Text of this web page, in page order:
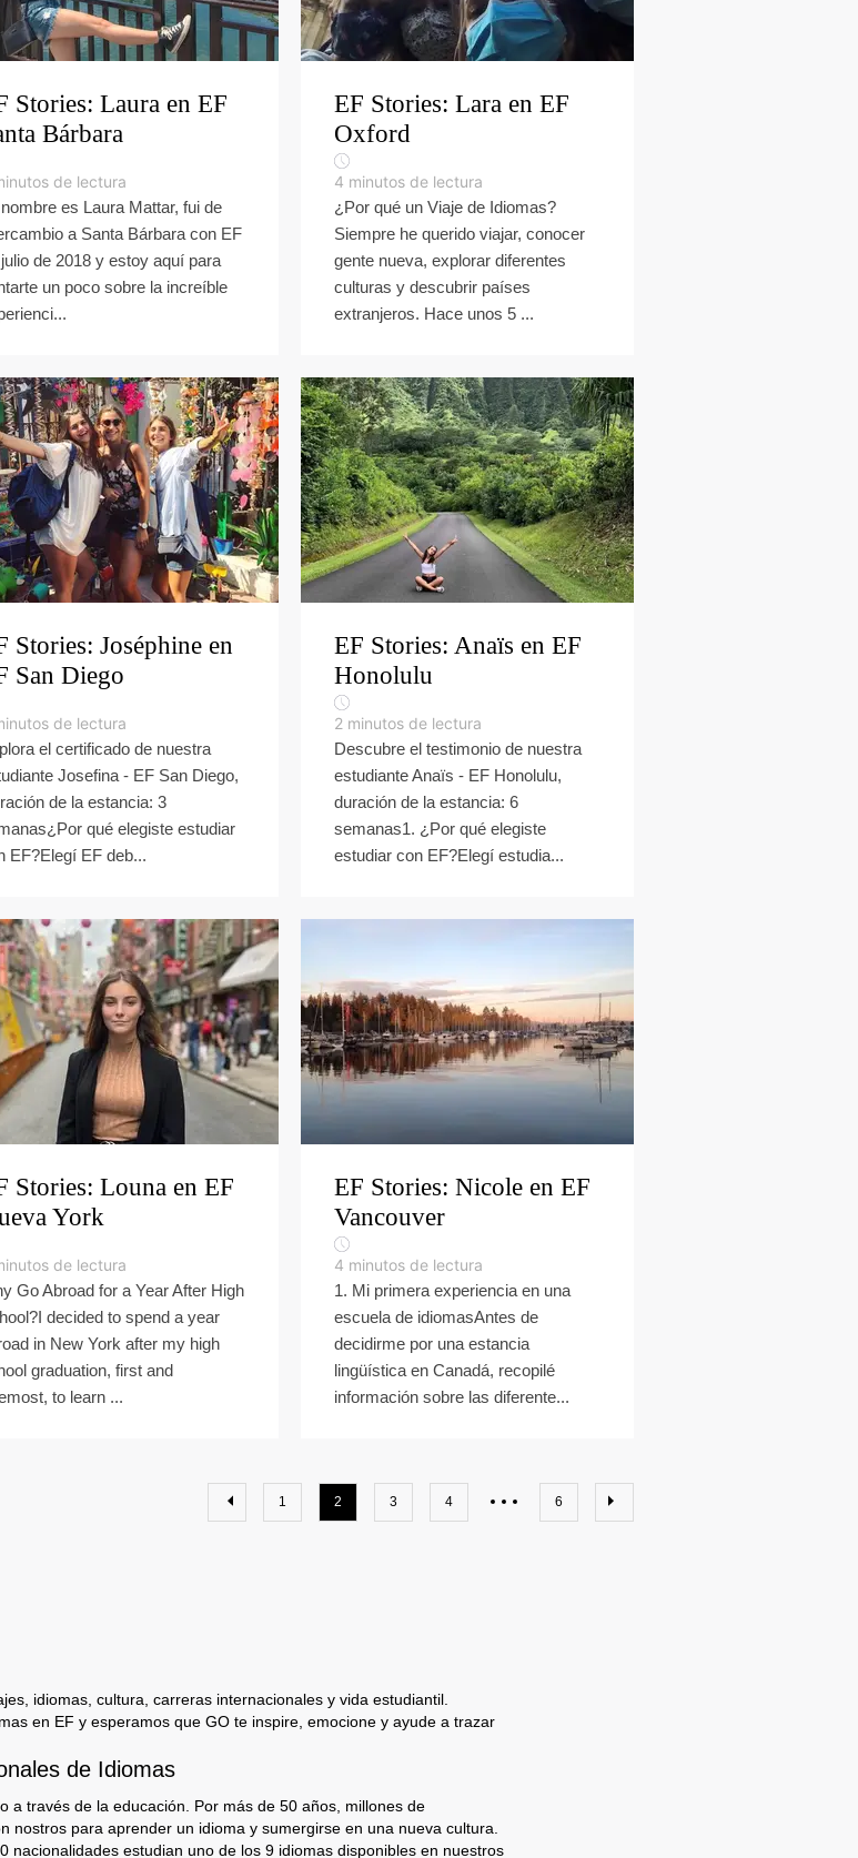
Stories: Laura en EF
Bárbara
de lectura
es Laura Mattar, fui de
a Santa Bárbara con EF
de 2018 y estoy aquí para
un poco sobre la increíble
EF Stories: Lara en EF
Oxford
4 minutos de lectura
¿Por qué un Viaje de Idiomas?
Siempre he querido viajar, conocer
gente nueva, explorar diferentes
culturas y descubrir países
extranjeros. Hace unos 5 ...
Stories: Joséphine en
San Diego
de lectura
el certificado de nuestra
Josefina - EF San Diego,
de la estancia: 3
qué elegiste estudiar
EF?Elegí EF deb...
EF Stories: Anaïs en EF
Honolulu
2 minutos de lectura
Descubre el testimonio de nuestra
estudiante Anaïs - EF Honolulu,
duración de la estancia: 6
semanas1. ¿Por qué elegiste
estudiar con EF?Elegí estudia...
Stories: Louna en EF
York
de lectura
Go Abroad for a Year After High
decided to spend a year
in New York after my high
graduation, first and
to learn ...
EF Stories: Nicole en EF
Vancouver
4 minutos de lectura
1. Mi primera experiencia en una
escuela de idiomasAntes de
decidirme por una estancia
lingüística en Canadá, recopilé
información sobre las diferente...
1 2 3 4 6
idiomas, cultura, carreras internacionales y vida estudiantil.
en EF y esperamos que GO te inspire, emocione y ayude a trazar
de Idiomas
a través de la educación. Por más de 50 años, millones de
nostros para aprender un idioma y sumergirse en una nueva cultura.
nacionalidades estudian uno de los 9 idiomas disponibles en nuestros